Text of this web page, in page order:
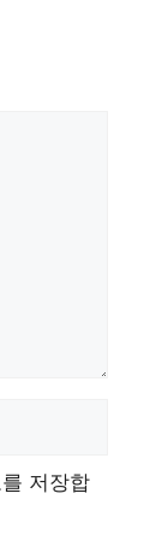
저장합